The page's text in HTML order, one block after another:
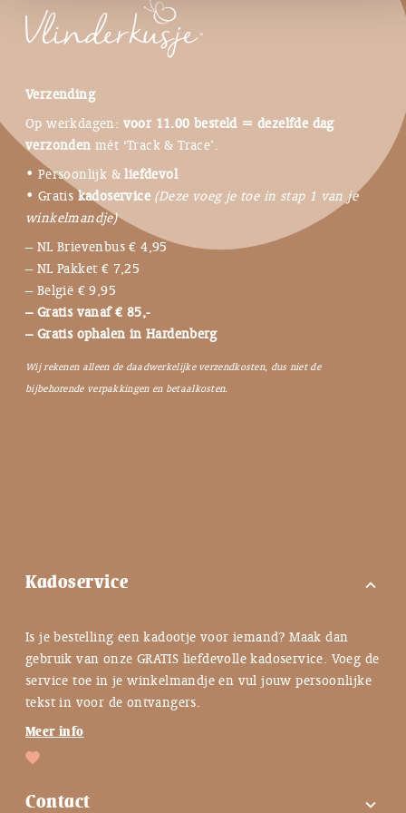
Verzending
Op werkdagen: voor 11.00 besteld = dezelfde dag
verzonden mét ‘Track & Trace’.
• Persoonlijk &liefdevol
• Gratis kadoservice (Deze voeg je toe in stap 1 van je
winkelmandje)
– NL Brievenbus € 4,95
– NL Pakket € 7,25
– België € 9,95
– Gratis vanaf € 85,-
– Gratis ophalen in Hardenberg
Wij rekenen alleen de daadwerkelijke verzendkosten, dus niet de
bijbehorende verpakkingen en betaalkosten.
Kadoservice expand_more
Is je bestelling een kadootje voor iemand? Maak dan
gebruik van onze GRATIS liefdevolle kadoservice. Voeg de
service toe in je winkelmandje en vul jouw persoonlijke
tekst in voor de ontvangers.
Meer info
Contact expand_more